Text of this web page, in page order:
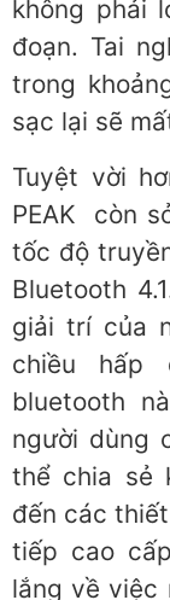
không phải
đoạn. Tai
trong
sạc lại sẽ
Tuyệt vời
PEAK còn
tốc độ
Bluetooth
giải trí của
chiều hấp
bluetooth
người dùng
thể chia sẻ
đến các
tiếp cao
lắng về việc